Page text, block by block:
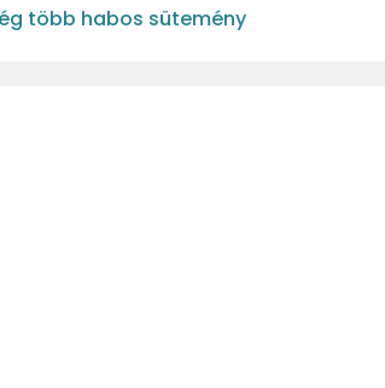
több habos sütemény